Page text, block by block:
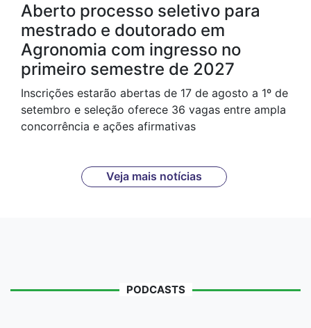
Aberto processo seletivo para
mestrado e doutorado em
Agronomia com ingresso no
primeiro semestre de 2027
Inscrições estarão abertas de 17 de agosto a 1º de
setembro e seleção oferece 36 vagas entre ampla
concorrência e ações afirmativas
Veja mais notícias
PODCASTS